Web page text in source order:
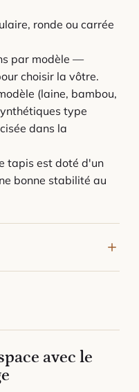
ronde ou carrée
par modèle —
choisir la vôtre.
(laine, bambou,
type
dans la
tapis est doté d'un
bonne stabilité au
doux ; laissez sécher
l'expositionavec le